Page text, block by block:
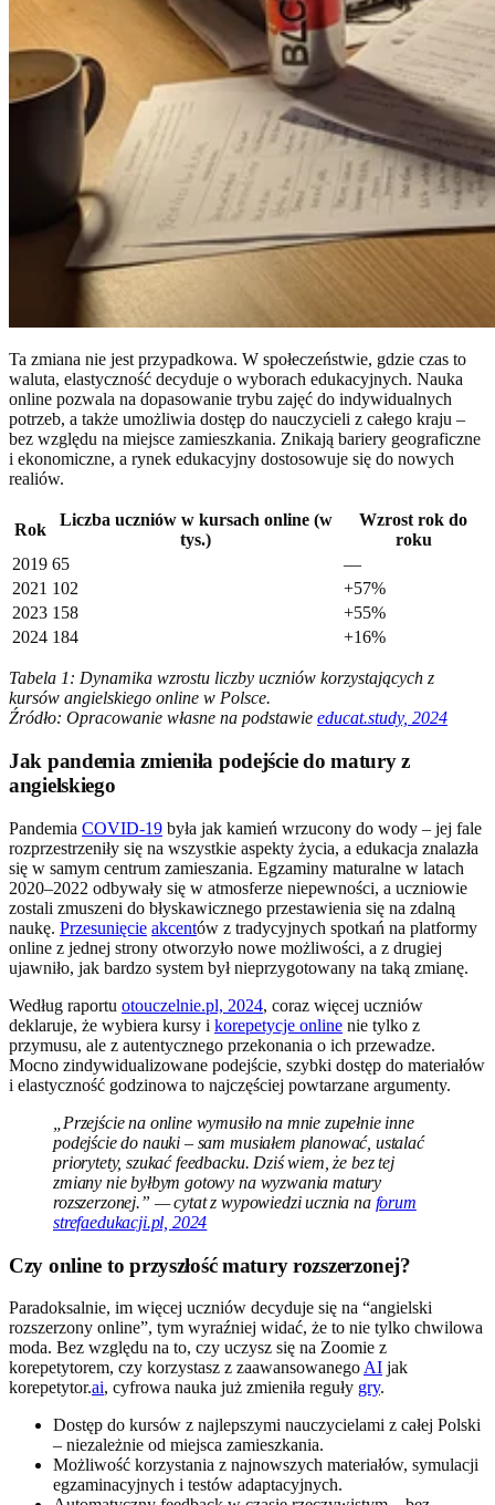
Ta zmiana nie jest przypadkowa. W społeczeństwie, gdzie czas to
waluta, elastyczność decyduje o wyborach edukacyjnych. Nauka
online pozwala na dopasowanie trybu zajęć do indywidualnych
potrzeb, a także umożliwia dostęp do nauczycieli z całego kraju –
bez względu na miejsce zamieszkania. Znikają bariery geograficzne
i ekonomiczne, a rynek edukacyjny dostosowuje się do nowych
realiów.
Rok
Liczba uczniów w kursach online (w
tys.)
Wzrost rok do
roku
2019 65
—
2021 102
+57%
2023 158
+55%
2024 184 +16%
Tabela 1: Dynamika wzrostu liczby uczniów korzystających z
kursów angielskiego online w Polsce.
Źródło: Opracowanie własne na podstawie educat.study, 2024
Jak pandemia zmieniła podejście do matury z
angielskiego
Pandemia COVID-19 była jak kamień wrzucony do wody – jej fale
rozprzestrzeniły się na wszystkie aspekty życia, a edukacja znalazła
się w samym centrum zamieszania. Egzaminy maturalne w latach
2020–2022 odbywały się w atmosferze niepewności, a uczniowie
zostali zmuszeni do błyskawicznego przestawienia się na zdalną
naukę. Przesunięcie akcentów z tradycyjnych spotkań na platformy
online z jednej strony otworzyło nowe możliwości, a z drugiej
ujawniło, jak bardzo system był nieprzygotowany na taką zmianę.
Według raportu otouczelnie.pl, 2024, coraz więcej uczniów
deklaruje, że wybiera kursy i korepetycje online nie tylko z
przymusu, ale z autentycznego przekonania o ich przewadze.
Mocno zindywidualizowane podejście, szybki dostęp do materiałów
i elastyczność godzinowa to najczęściej powtarzane argumenty.
„Przejście na online wymusiło na mnie zupełnie inne
podejście do nauki – sam musiałem planować, ustalać
priorytety, szukać feedbacku. Dziś wiem, że bez tej
zmiany nie byłbym gotowy na wyzwania matury
rozszerzonej.” — cytat z wypowiedzi ucznia na forum
strefaedukacji.pl, 2024
Czy online to przyszłość matury rozszerzonej?
Paradoksalnie, im więcej uczniów decyduje się na “angielski
rozszerzony online”, tym wyraźniej widać, że to nie tylko chwilowa
moda. Bez względu na to, czy uczysz się na Zoomie z
korepetytorem, czy korzystasz z zaawansowanego AI jak
korepetytor.ai, cyfrowa nauka już zmieniła reguły gry.
Dostęp do kursów z najlepszymi nauczycielami z całej Polski
– niezależnie od miejsca zamieszkania.
Możliwość korzystania z najnowszych materiałów, symulacji
egzaminacyjnych i testów adaptacyjnych.